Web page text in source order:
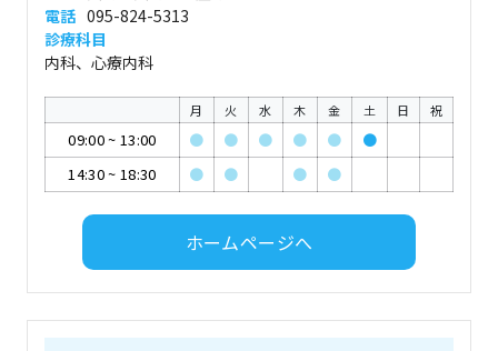
電話 095-824-5313
診療科目
内科、心療内科
月 火 水 木 金 土 日 祝
09:00~ 13:00 ● ● ● ● ●
●
14:30~ 18:30 ● ● ● ●
ホームページへ